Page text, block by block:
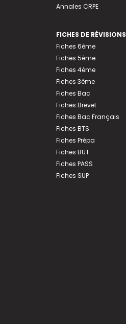
Annales CRPE
FICHES DE RÉVISIONS
Fiches 6ème
Fiches 5ème
Fiches 4ème
Fiches 3ème
Fiches Bac
Fiches Brevet
Fiches Bac Français
Fiches BTS
Fiches Prépa
Fiches BUT
Fiches PASS
Fiches SUP